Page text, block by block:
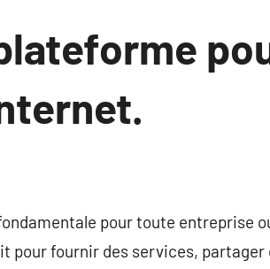
pour toute entreprise
pour fournir des services,